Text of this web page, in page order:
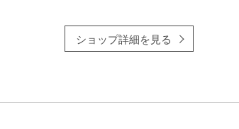
ショップ詳細を見る